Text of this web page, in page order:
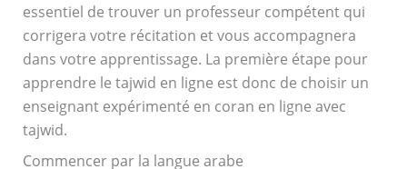
essentiel de trouver un professeur compétent qui
corrigera votre récitation et vous accompagnera
dans votre apprentissage. La première étape pour
apprendre le tajwid en ligne est donc de choisir un
enseignant expérimenté en coran en ligne avec
tajwid.
Commencer par la langue arabe